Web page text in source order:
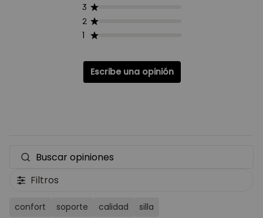
3
2
1
Escribe una opinión
Filtros
confort soporte calidad silla